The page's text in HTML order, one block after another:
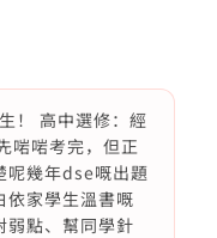
！ 高中選修：經
啱啱考完，但正
呢幾年dse嘅出題
依家學生溫書嘅
弱點、幫同學針